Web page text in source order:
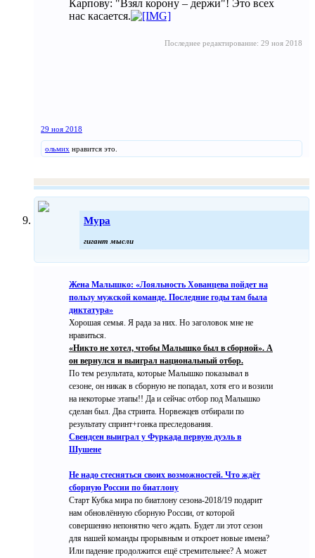
Карпову: "Взял корону – держи"! Это всех
нас касается.
Последнее редактирование: 29 ноя 2018
29 ноя 2018
ольмих нравится это.
Мура
гигант мысли
Жена Малышко: «Лояльность Хованцева пойдет на
пользу мужской команде. Последние годы там была
диктатура»
Хорошая семья. Я рада за них. Но заголовок мне не
нравиться.
«Никто не хотел, чтобы Малышко был в сборной». А
он вернулся и выиграл национальный отбор.
По тем результата, которые Малышко показывал в
сезоне, он никак в сборную не попадал, хотя его и возили
на некоторые этапы!! Да и сейчас отбор под Малышко
сделан был. Два стринта. Норвежцев отбирали по
результату спринт+гонка преследования.
Свендсен выиграл у Фуркада первую дуэль в
Шушене
Не надо стесняться своих возможностей. Что ждёт
сборную России по биатлону
Старт Кубка мира по биатлону сезона-2018/19 подарит
нам обновлённую сборную России, от которой
совершенно непонятно чего ждать. Будет ли этот сезон
для нашей команды прорывным и откроет новые имена?
Или падение продолжится ещё стремительнее? А может